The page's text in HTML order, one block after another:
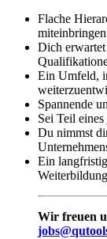
Flache
Dich
Ein Umfeld,
Spannende
Sei Teil
Du nimmst
Ein
Wir freuen